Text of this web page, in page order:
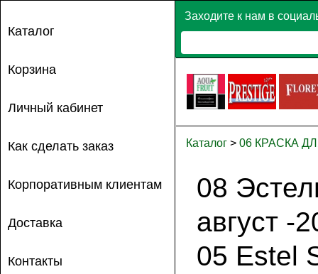
Заходите к нам в
Каталог
Корзина
Личный кабинет
Как сделать заказ
Корпоративным клиентам
Доставка
Контакты
Каталог > 06 КРАСКА
08
август -
05 Estel